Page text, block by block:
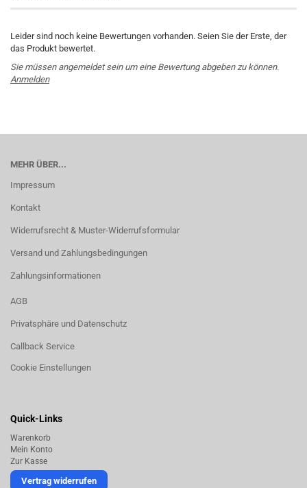
Leider sind noch keine Bewertungen vorhanden. Seien Sie der Erste, der
das Produkt bewertet.
Sie müssen angemeldet sein um eine Bewertung abgeben zu können.
Anmelden
MEHR ÜBER...
Impressum
Kontakt
Widerrufsrecht & Muster-Widerrufsformular
Versand und Zahlungsbedingungen
Zahlungsinformationen
AGB
Privatsphäre und Datenschutz
Callback Service
Cookie Einstellungen
Quick-Links
Warenkorb
Mein Konto
Zur Kasse
Vertrag widerrufen